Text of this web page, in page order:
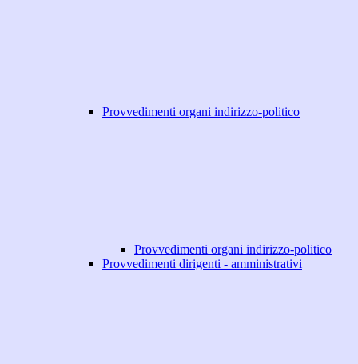
Provvedimenti organi indirizzo-politico
Provvedimenti organi indirizzo-politico
Provvedimenti dirigenti - amministrativi